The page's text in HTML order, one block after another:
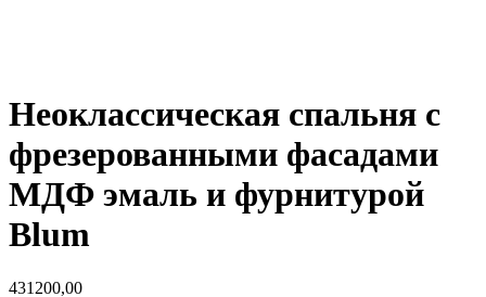
Неоклассическая спальня с
фрезерованными фасадами
МДФ эмаль и фурнитурой
Blum
431200,00